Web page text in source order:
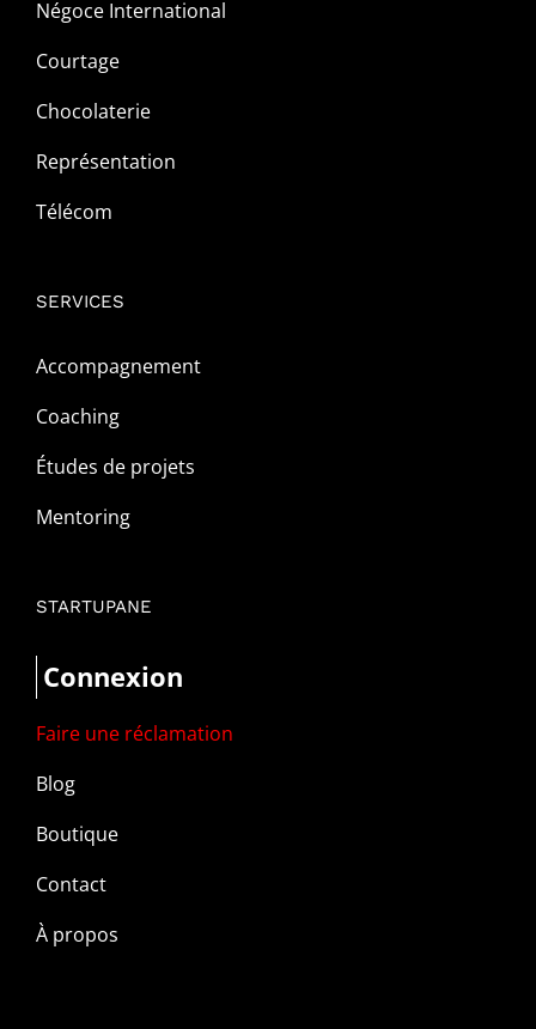
Négoce International
Courtage
Chocolaterie
Représentation
Télécom
SERVICES
Accompagnement
Coaching
Études de projets
Mentoring
STARTUPANE
Connexion
Faire une réclamation
Blog
Boutique
Contact
À propos